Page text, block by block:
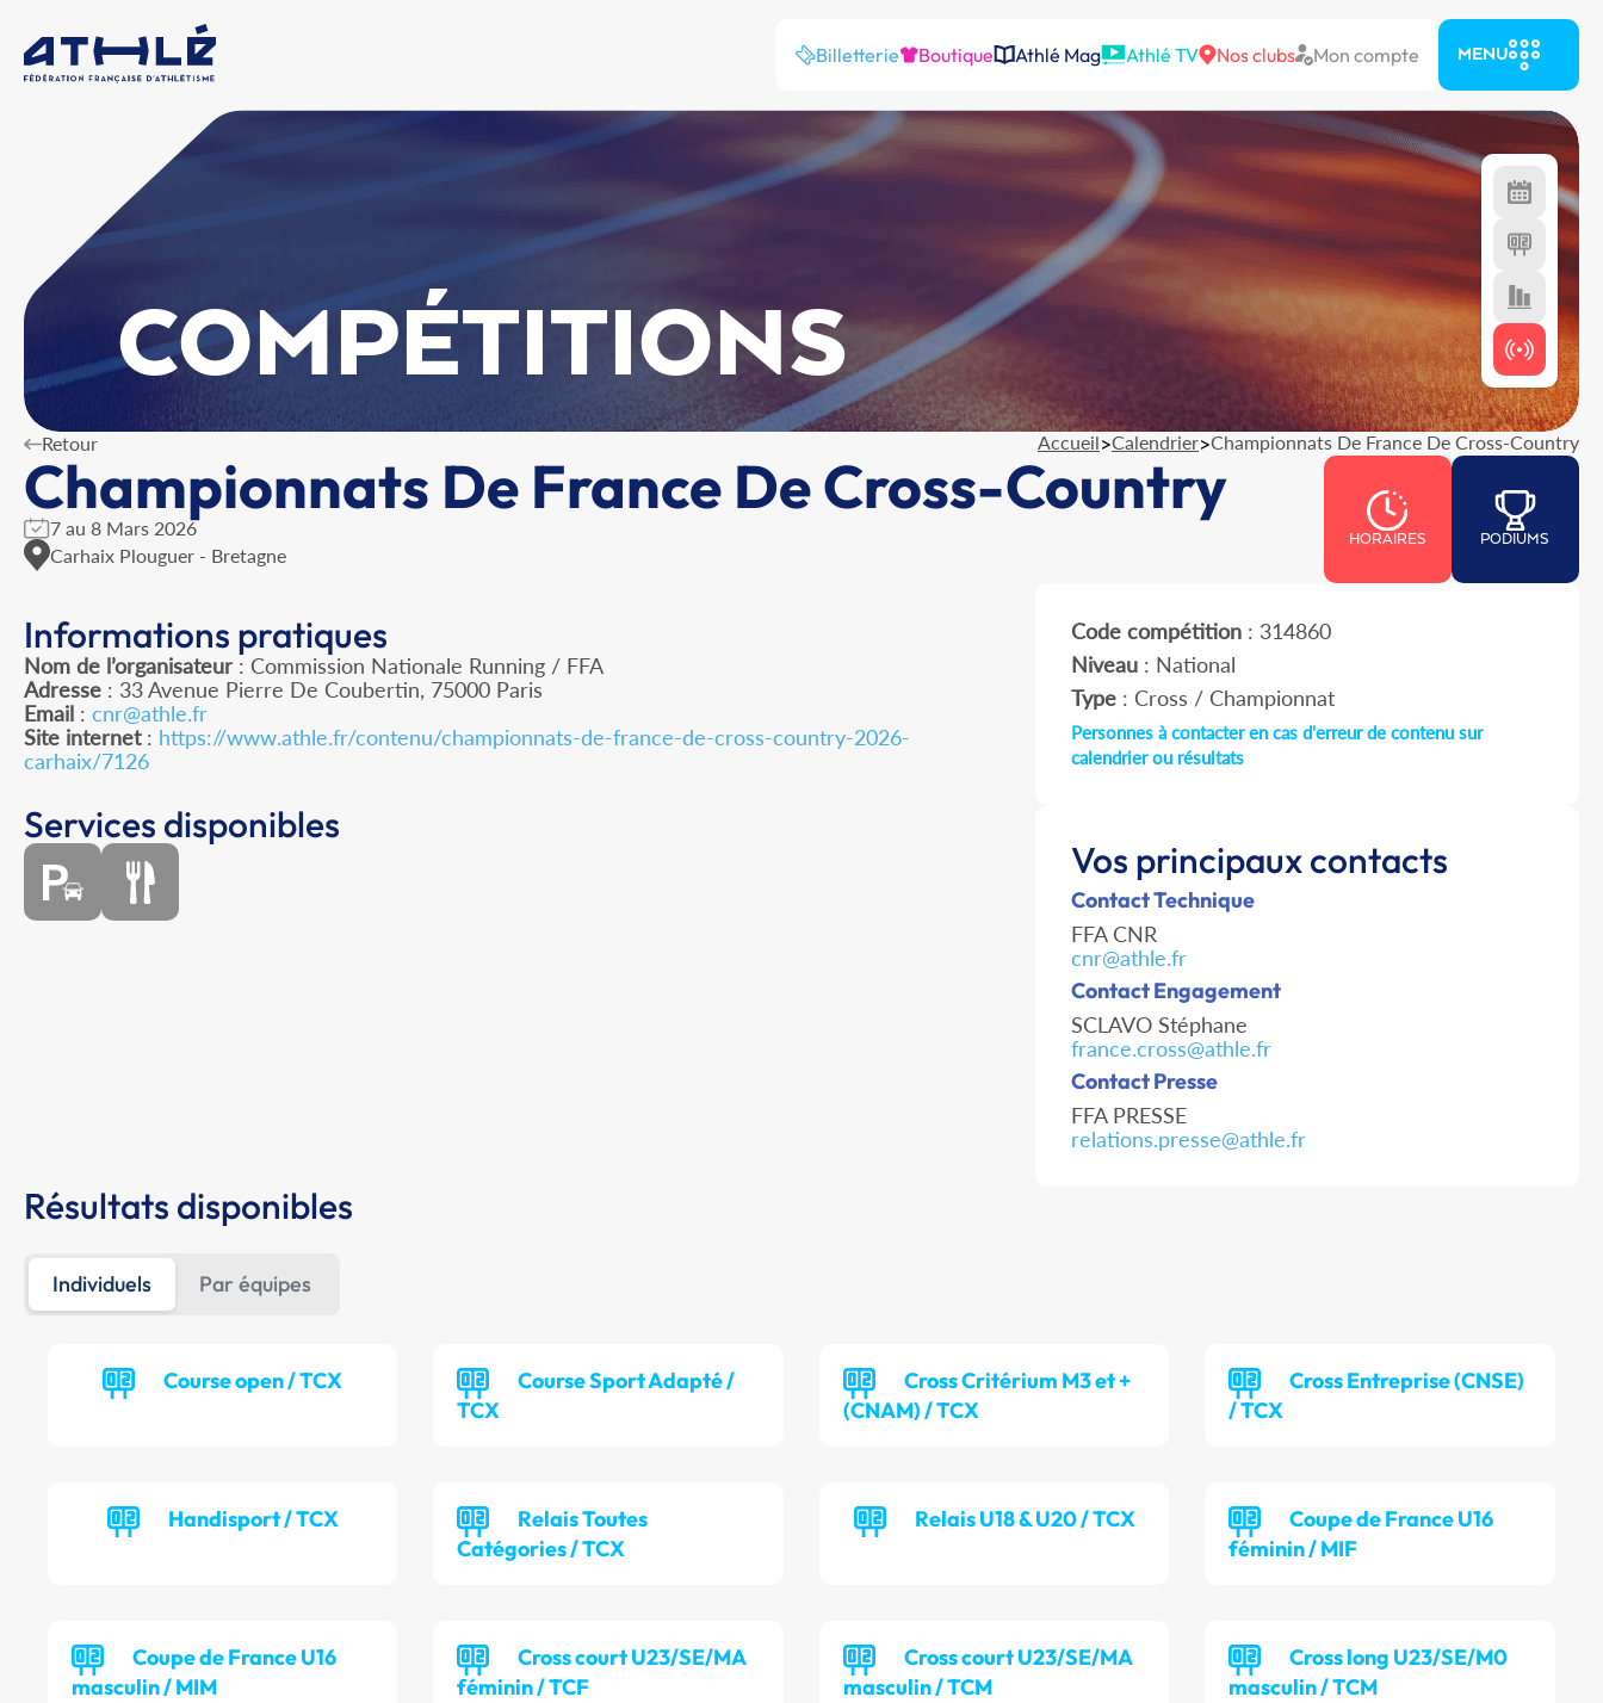
Billetterie Boutique Athlé Mag Athlé TV Nos clubs Mon compte MENU
COMPÉTITIONS
Retour Accueil>Calendrier>Championnats De France De Cross-Country
Championnats De France De Cross-Country
7 au 8 Mars 2026
Carhaix Plouguer - Bretagne
HORAIRES PODIUMS
Informations pratiques
Nom de l’organisateur : Commission Nationale Running / FFA
Adresse : 33 Avenue Pierre De Coubertin, 75000 Paris
Email : cnr@athle.fr
Site internet: https://www.athle.fr/contenu/championnats-de-france-de-cross-country-2026-
carhaix/7126
Code compétition: 314860
Niveau: National
Type: Cross / Championnat
Personnes à contacter en cas d'erreur de contenu sur
calendrier ou résultats
Services disponibles
Vos principaux contacts
Contact Technique
FFA CNR
cnr@athle.fr
Contact Engagement
SCLAVO Stéphane
france.cross@athle.fr
Contact Presse
FFA PRESSE
relations.presse@athle.fr
Résultats disponibles
Individuels Par équipes
Course open / TCX
Course Sport Adapté /
TCX
Cross Critérium M3 et +
(CNAM) / TCX
Cross Entreprise (CNSE)
/ TCX
Handisport / TCX
Relais Toutes
Catégories / TCX
Relais U18 & U20 / TCX
Coupe de France U16
féminin / MIF
Coupe de France U16
masculin / MIM
Cross court U23/SE/MA
féminin / TCF
Cross court U23/SE/MA
masculin / TCM
Cross long U23/SE/M0
masculin / TCM